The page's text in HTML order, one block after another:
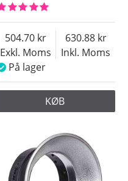
Exkl. Moms
504.70
Inkl. Moms
630.88
På lager
KØB